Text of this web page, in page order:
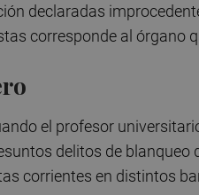
declaradas
corresponde al órgano
el profesor
delitos de
corrientes en distintos